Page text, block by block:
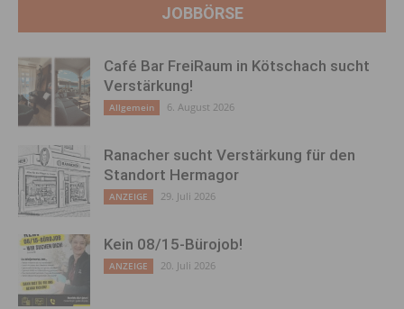
JOBBÖRSE
Café Bar FreiRaum in Kötschach sucht
Verstärkung!
Allgemein 6. August 2026
Ranacher sucht Verstärkung für den
Standort Hermagor
ANZEIGE 29. Juli 2026
Kein 08/15-Bürojob!
ANZEIGE 20. Juli 2026